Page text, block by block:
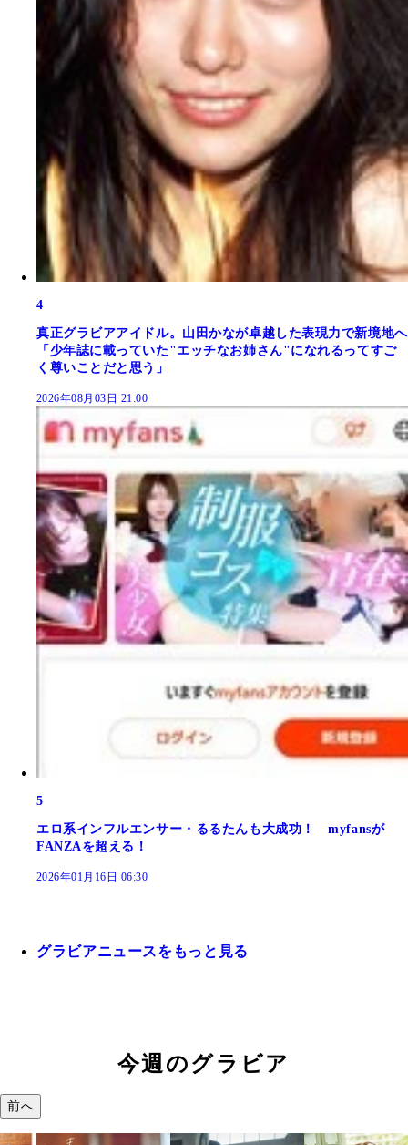
4
真正グラビアアイドル。山田かなが卓越した表現力で新境地へ
「少年誌に載っていた"エッチなお姉さん"になれるってすご
く尊いことだと思う」
2026年08月03日 21:00
5
エロ系インフルエンサー・るるたんも大成功！ myfansが
FANZAを超える！
2026年01月16日 06:30
グラビアニュースをもっと見る
今週のグラビア
前へ